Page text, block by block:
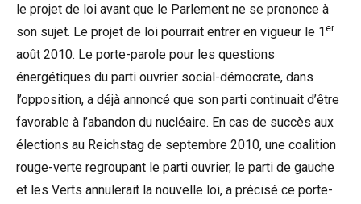
le projet de loi avant que le Parlement ne se prononce à
son sujet. Le projet de loi pourrait entrer en vigueur le 1 er
août 2010. Le porte-parole pour les questions
énergétiques du parti ouvrier social-démocrate, dans
l’opposition, a déjà annoncé que son parti continuait d’être
favorable à l’abandon du nucléaire. En cas de succès aux
élections au Reichstag de septembre 2010, une coalition
rouge-verte regroupant le parti ouvrier, le parti de gauche
et les Verts annulerait la nouvelle loi, a précisé ce porte-